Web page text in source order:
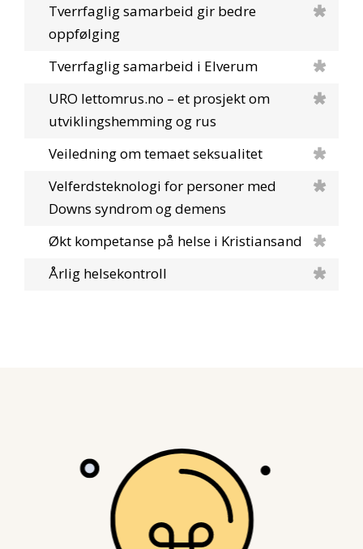
Tverrfaglig samarbeid gir bedre
oppfølging
Tverrfaglig samarbeid i Elverum
URO lettomrus.no – et prosjekt om
utviklingshemming og rus
Veiledning om temaet seksualitet
Velferdsteknologi for personer med
Downs syndrom og demens
Økt kompetanse på helse i Kristiansand
Årlig helsekontroll